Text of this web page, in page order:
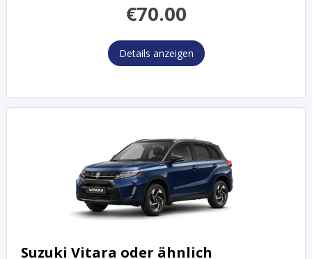
€70.00
Details anzeigen
Suzuki Vitara oder ähnlich